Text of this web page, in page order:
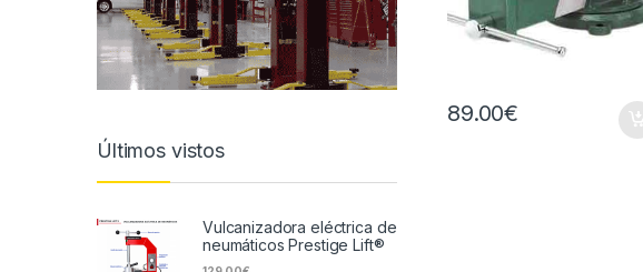
89.00€
Últimos vistos
Vulcanizadora eléctrica de
neumáticos Prestige Lift®